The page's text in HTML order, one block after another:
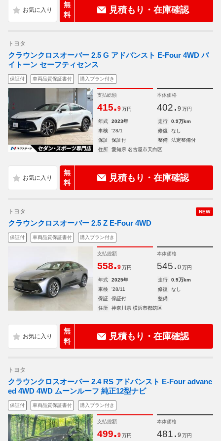
無
料
見積もり・在庫確認
トヨタ
クラウンクロスオーバー 2.5 G アドバンスト E-Four 4WD バ
イトーン セーフティセンス
保証付 車両品質保証書付 購入プラン付き
支払総額
415.9 万円
本体価格
402. 9 万円
年式 2023年 走行
0.9万km
車検
'28/1 修復
なし
保証
保証付 整備
法定整備付
住所
愛知県 名古屋市天白区
無
料
見積もり・在庫確認
NEW
トヨタ
クラウンクロスオーバー 2.5 Z E-Four 4WD
保証付 車両品質保証書付 購入プラン付き
支払総額
558.9 万円
本体価格
545. 0 万円
年式 2025年 走行
0.9万km
車検
'28/11 修復
なし
保証
保証付 整備
-
住所
神奈川県 横浜市都筑区
無
料
見積もり・在庫確認
トヨタ
クラウンクロスオーバー 2.4 RS アドバンスト E-Four advanc
ed 4WD 4WD ムーンルーフ 純正12型ナビ
保証付 車両品質保証書付 購入プラン付き
支払総額
499.9 万円
本体価格
481. 9 万円